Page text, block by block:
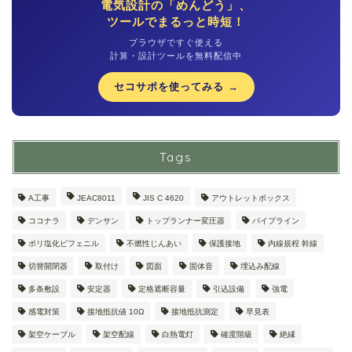
電気設計の「めんどう」、
ツールでまるっと時短！
ブラウザですぐ使える
計算・設計ツールを無料配信中
セコサポを使ってみる →
Tags
A工事 JEAC8011 JIS C 4620 アウトレットボックス
ココナラ デンサン トップランナー変圧器 パイプライン
ポリ塩化ビフェニル 不燃性じんあい 保護接地 内線規程 幹線
切替開閉器 取付け 図面 固体音 埋込み配線
多条敷設 安定器 定格遮断容量 引込設備 強電
感電対策 接地抵抗値 10Ω 接地抵抗測定 早見表
架空ケーブル 架空配線 白熱電灯 確度階級 絶縁